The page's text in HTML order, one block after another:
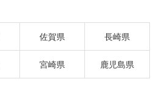
佐賀県 長崎県
宮崎県 鹿児島県